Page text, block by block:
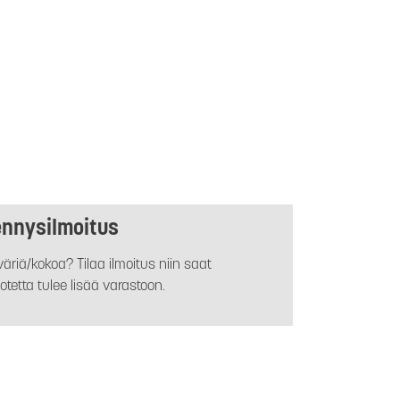
kokoa? Tilaa ilmoitus niin saat
tulee lisää varastoon.